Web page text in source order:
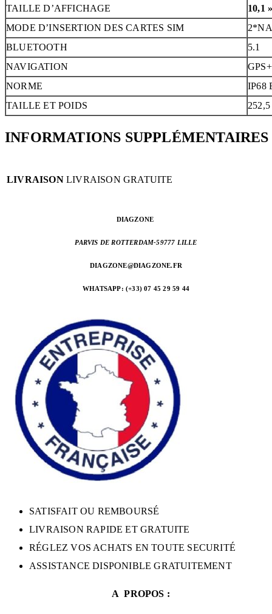
TAILLE D’AFFICHAGE
10,1
MODE D’INSERTION DES CARTES SIM
BLUETOOTH
5.1
NAVIGATION
NORME
IP68
TAILLE ET POIDS
INFORMATIONS SUPPLÉMENTAIRES
LIVRAISON LIVRAISON GRATUITE
DIAGZONE
PARVIS DE ROTTERDAM-59777 LILLE
DIAGZONE@DIAGZONE.FR
WHATSAPP: (+33) 07 45 29 59 44
SATISFAIT OU REMBOURSÉ
LIVRAISON RAPIDE ET GRATUITE
RÉGLEZ VOS ACHATS EN TOUTE SECURITÉ
ASSISTANCE DISPONIBLE GRATUITEMENT
A PROPOS :